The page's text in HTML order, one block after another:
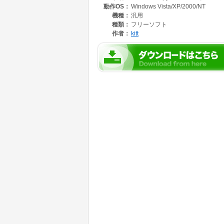
・ファイル/フォルダ名への、日付や時刻の挿入
・ミラーリング(同期)、更新ファイルのコピ
・ファイルやフォルダのタイムスタンプの維持
・ファイル名/タイムスタンプ/ファイルサイズ
・処理ログ
・処理完了後、シャットダウン/音の再生/ファ
・カスタマイズ可能なシェル拡張(右クリック
操作性
動作OS： Windows Vista/XP/2000/NT
機種： 汎用
種類： フリーソフト
作者： kitt